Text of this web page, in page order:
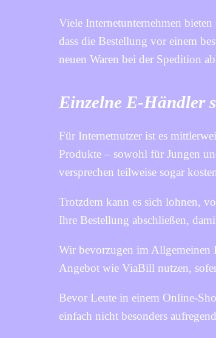
Viele Internetunternehmen
dass die Bestellung vor einem
neuen Waren bei der Spedition
Einzelne E-Händler
Für Internetnutzer ist es
Produkte – sowohl für Jungen
versprechen teilweise sogar
Trotzdem kann es sich lohnen,
Ihre Bestellung abschließen,
Wir bevorzugen im Allgemeinen
Angebot wie ViaBill nutzen,
Bevor Leute in einem Online-
einfach nicht besonders